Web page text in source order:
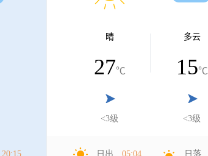
20:15
晴
27℃
<3级
多云
15℃
<3级
日出 05:04 日落